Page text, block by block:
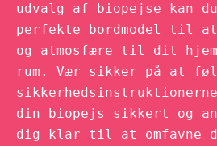
udvalg af biopejse kan
perfekte bordmodel til
og atmosfære til dit
rum. Vær sikker på at
din biopejs sikkert og
dig klar til at omfavne